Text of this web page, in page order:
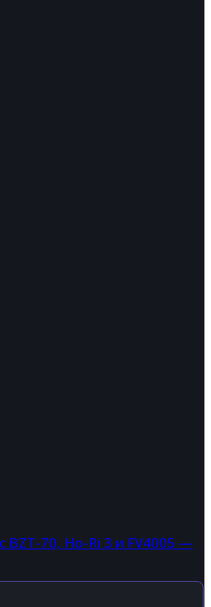
BZT-70, Ho-Ri 3 и FV4005 —